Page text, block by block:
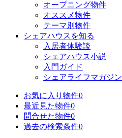
オープニング物件
オススメ物件
テーマ別物件
シェアハウスを知る
入居者体験談
シェアハウス小説
入門ガイド
シェアライフマガジン
お気に入り物件0
最近見た物件0
問合せた物件0
過去の検索条件0